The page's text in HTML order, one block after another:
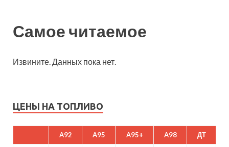
Самое читаемое
Извините. Данных пока нет.
ЦЕНЫ НА ТОПЛИВО
A92 A95 A95+ A98 ДТ